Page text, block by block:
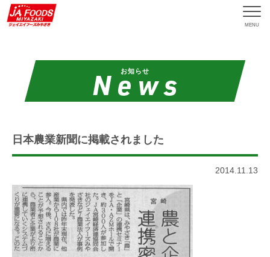
MENU
お知らせ
日本農業新聞に掲載されました
2014.11.13